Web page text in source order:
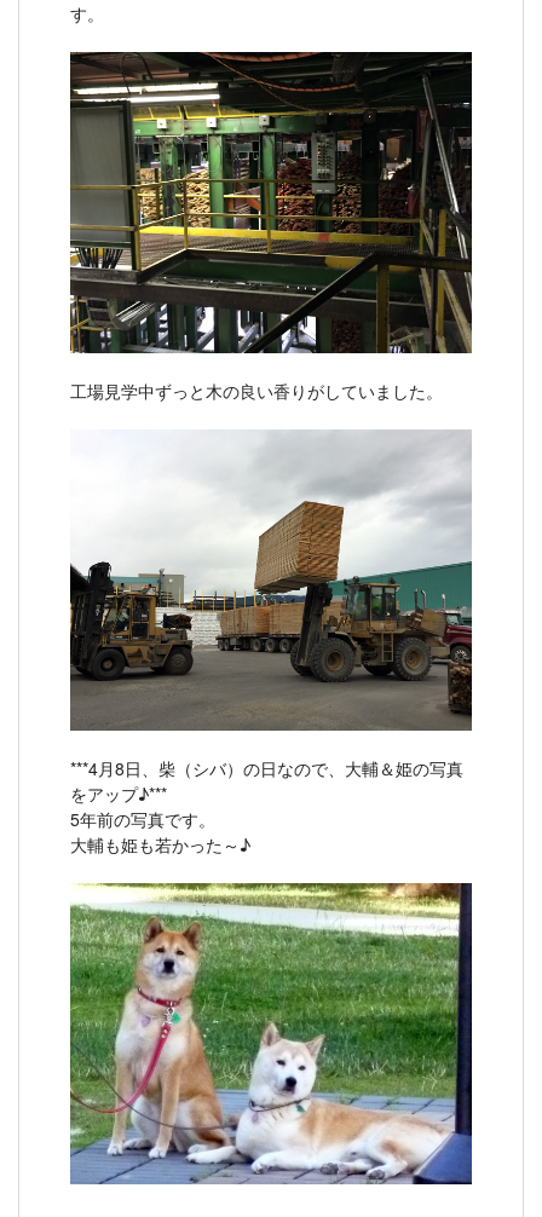
す。
工場見学中ずっと木の良い香りがしていました。
***4月8日、柴（シバ）の日なので、大輔＆姫の写真
をアップ♪***
5年前の写真です。
大輔も姫も若かった～♪